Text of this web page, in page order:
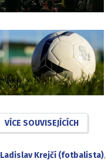
VÍCE SOUVISEJÍCÍCH
Ladislav Krejčí (fotbalista),